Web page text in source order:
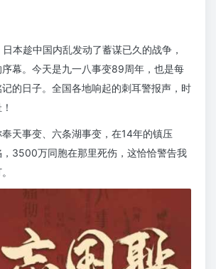
本趁中国内乱发动了蓄谋已久的战争，
幕。今天是九一八事变89周年，也是每
的日子。全国各地响起的刺耳警报声，时
天事变、六条湖事变，在14年的镇压
3500万同胞在那里死伤，这恰恰警告我